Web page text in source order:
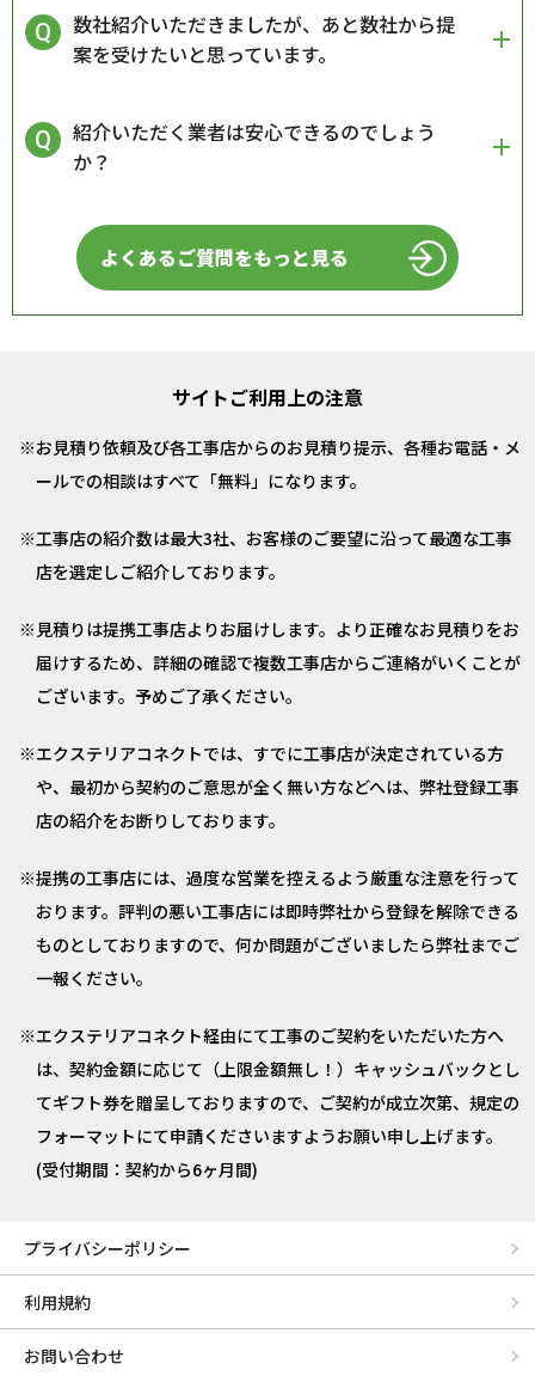
数社紹介いただきましたが、あと数社から提
案を受けたいと思っています。
紹介いただく業者は安心できるのでしょう
か？
よくあるご質問をもっと見る
サイトご利用上の注意
お見積り依頼及び各工事店からのお見積り提示、各種お電話・メ
ールでの相談はすべて「無料」になります。
工事店の紹介数は最大3社、お客様のご要望に沿って最適な工事
店を選定しご紹介しております。
見積りは提携工事店よりお届けします。より正確なお見積りをお
届けするため、詳細の確認で複数工事店からご連絡がいくことが
ございます。予めご了承ください。
エクステリアコネクトでは、すでに工事店が決定されている方
や、最初から契約のご意思が全く無い方などへは、弊社登録工事
店の紹介をお断りしております。
提携の工事店には、過度な営業を控えるよう厳重な注意を行って
おります。評判の悪い工事店には即時弊社から登録を解除できる
ものとしておりますので、何か問題がございましたら弊社までご
一報ください。
エクステリアコネクト経由にて工事のご契約をいただいた方へ
は、契約金額に応じて（上限金額無し！）キャッシュバックとし
てギフト券を贈呈しておりますので、ご契約が成立次第、規定の
フォーマットにて申請くださいますようお願い申し上げます。
(受付期間：契約から6ヶ月間)
プライバシーポリシー
利用規約
お問い合わせ